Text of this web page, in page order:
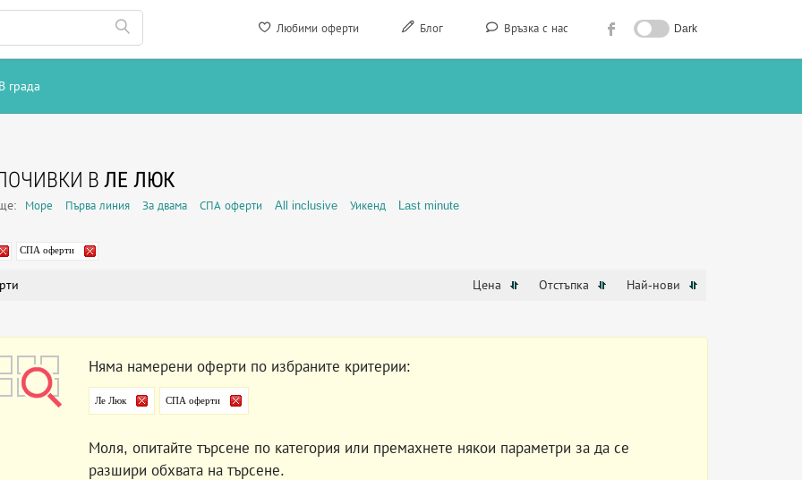
Любими оферти Блог Връзка с нас Dark
В града
В ЛЕ ЛЮК
Море Първа линия За двама СПА оферти All inclusive Уикенд Last minute
СПА оферти
Цена Отстъпка Най-нови
Няма намерени оферти по избраните критерии:
Ле Люк СПА оферти
Моля, опитайте търсене по категория или премахнете някои параметри за да се
разшири обхвата на търсене.